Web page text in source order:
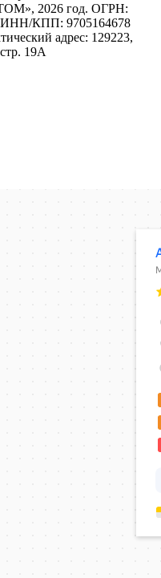
2026 год. ОГРН:
ИНН/КПП: 9705164678
адрес: 129223,
19А